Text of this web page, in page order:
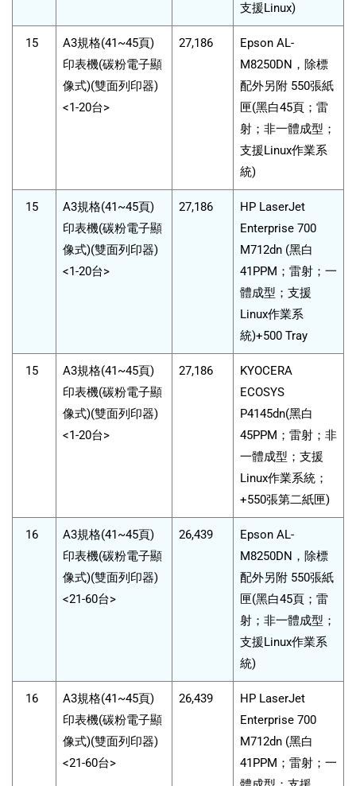
支援Linux)
15
A3規格(41~45頁)
印表機(碳粉電子顯
像式)(雙面列印器)
<1-20台>
27,186
Epson AL-
M8250DN，除標
配外另附 550張紙
匣(黑白45頁；雷
射；非一體成型；
支援Linux作業系
統)
15
A3規格(41~45頁)
印表機(碳粉電子顯
像式)(雙面列印器)
<1-20台>
27,186
HP LaserJet
Enterprise 700
M712dn (黑白
41PPM；雷射；一
體成型；支援
Linux作業系
統)+500 Tray
15
A3規格(41~45頁)
印表機(碳粉電子顯
像式)(雙面列印器)
<1-20台>
27,186
KYOCERA
ECOSYS
P4145dn(黑白
45PPM；雷射；非
一體成型；支援
Linux作業系統；
+550張第二紙匣)
16
A3規格(41~45頁)
印表機(碳粉電子顯
像式)(雙面列印器)
<21-60台>
26,439
Epson AL-
M8250DN，除標
配外另附 550張紙
匣(黑白45頁；雷
射；非一體成型；
支援Linux作業系
統)
16
A3規格(41~45頁)
印表機(碳粉電子顯
像式)(雙面列印器)
<21-60台>
26,439
HP LaserJet
Enterprise 700
M712dn (黑白
41PPM；雷射；一